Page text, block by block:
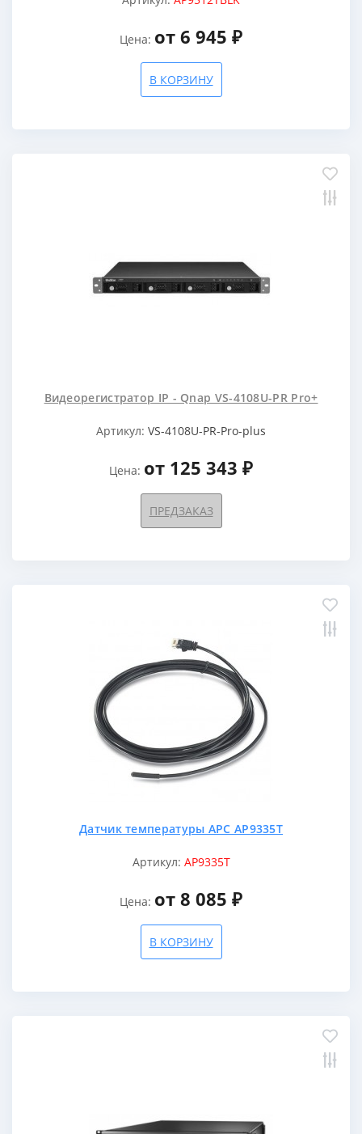
Цена: от 6 945 ₽
В КОРЗИНУ
Видеорегистратор IP - Qnap VS-4108U-PR Pro+
Артикул: VS-4108U-PR-Pro-plus
Цена: от 125 343 ₽
ПРЕДЗАКАЗ
Датчик температуры APC AP9335T
Артикул: AP9335T
Цена: от 8 085 ₽
В КОРЗИНУ